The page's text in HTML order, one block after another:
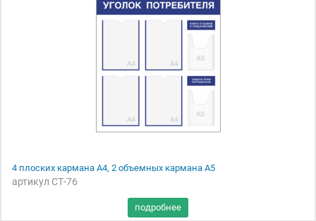
4 плоских кармана А4, 2 объемных кармана А5
артикул СТ-76